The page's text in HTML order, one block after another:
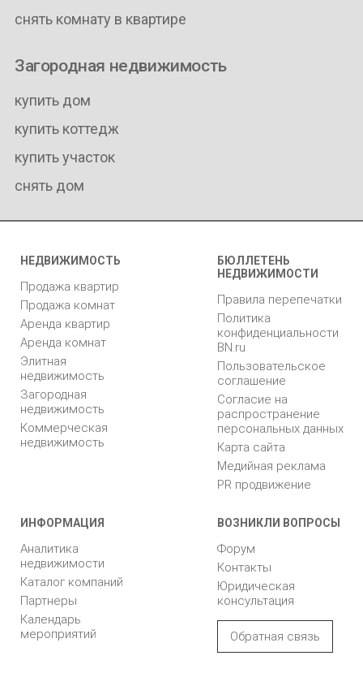
снять комнату в квартире
Загородная недвижимость
купить дом
купить коттедж
купить участок
снять дом
НЕДВИЖИМОСТЬ
Продажа квартир
Продажа комнат
Аренда квартир
Аренда комнат
Элитная
недвижимость
Загородная
недвижимость
Коммерческая
недвижимость
БЮЛЛЕТЕНЬ
НЕДВИЖИМОСТИ
Правила перепечатки
Политика
конфиденциальности
BN.ru
Пользовательское
соглашение
Согласие на
распространение
персональных данных
Карта сайта
Медийная реклама
PR продвижение
ИНФОРМАЦИЯ
Аналитика
недвижимости
Каталог компаний
Партнеры
Календарь
мероприятий
ВОЗНИКЛИ ВОПРОСЫ
Форум
Контакты
Юридическая
консультация
Обратная связь